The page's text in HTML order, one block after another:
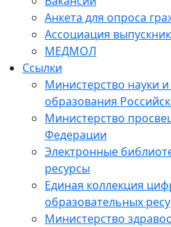
Анкета для опроса
Ассоциация
МЕДМОЛ
Ссылки
Министерство науки
образования
Министерство
Федерации
Электронные
ресурсы
Единая коллекция
образовательных
Министерство